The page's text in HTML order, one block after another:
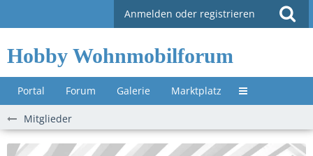
Anmelden oder registrieren
Hobby Wohnmobilforum
Portal Forum Galerie Marktplatz Untermenü »
Mitglieder